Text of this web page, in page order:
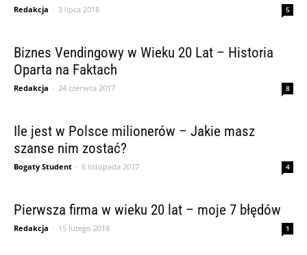
Redakcja - 3 lipca 2018 5
Biznes Vendingowy w Wieku 20 Lat – Historia
Oparta na Faktach
Redakcja - 24 czerwca 2017 8
Ile jest w Polsce milionerów – Jakie masz
szanse nim zostać?
Bogaty Student - 6 listopada 2017 4
Pierwsza firma w wieku 20 lat – moje 7 błędów
Redakcja - 15 lutego 2018 1